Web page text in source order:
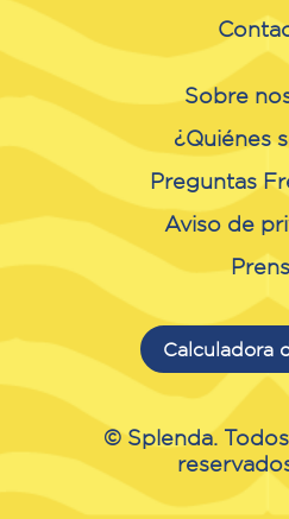
Sobre
¿Quiénes
Preguntas
Aviso de
Calculadora
© Splenda.